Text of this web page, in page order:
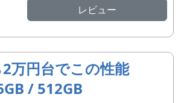
レビュー
2万円台でこの性能
/ 512GB